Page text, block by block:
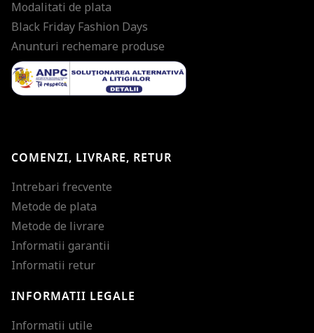
Modalitati de plata
Black Friday Fashion Days
Anunturi rechemare produse
COMENZI, LIVRARE, RETUR
Intrebari frecvente
Metode de plata
Metode de livrare
Informatii garantii
Informatii retur
INFORMATII LEGALE
Informatii utile